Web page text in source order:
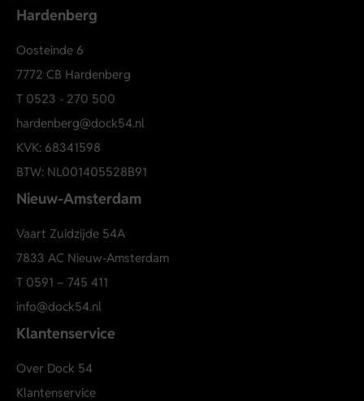
Hardenberg
Oosteinde 6
7772 CB Hardenberg
T 0523 - 270 500
hardenberg@dock54.nl
KVK: 68341598
BTW: NL001405528B91
Nieuw-Amsterdam
Vaart Zuidzijde 54A
7833 AC Nieuw-Amsterdam
T 0591 – 745 411
info@dock54.nl
Klantenservice
Over Dock 54
Klantenservice